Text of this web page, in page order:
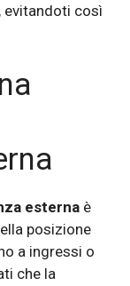
, evitandoti così
esterna è
posizione
a ingressi o
che la